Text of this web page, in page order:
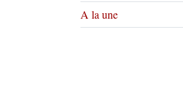
A la une